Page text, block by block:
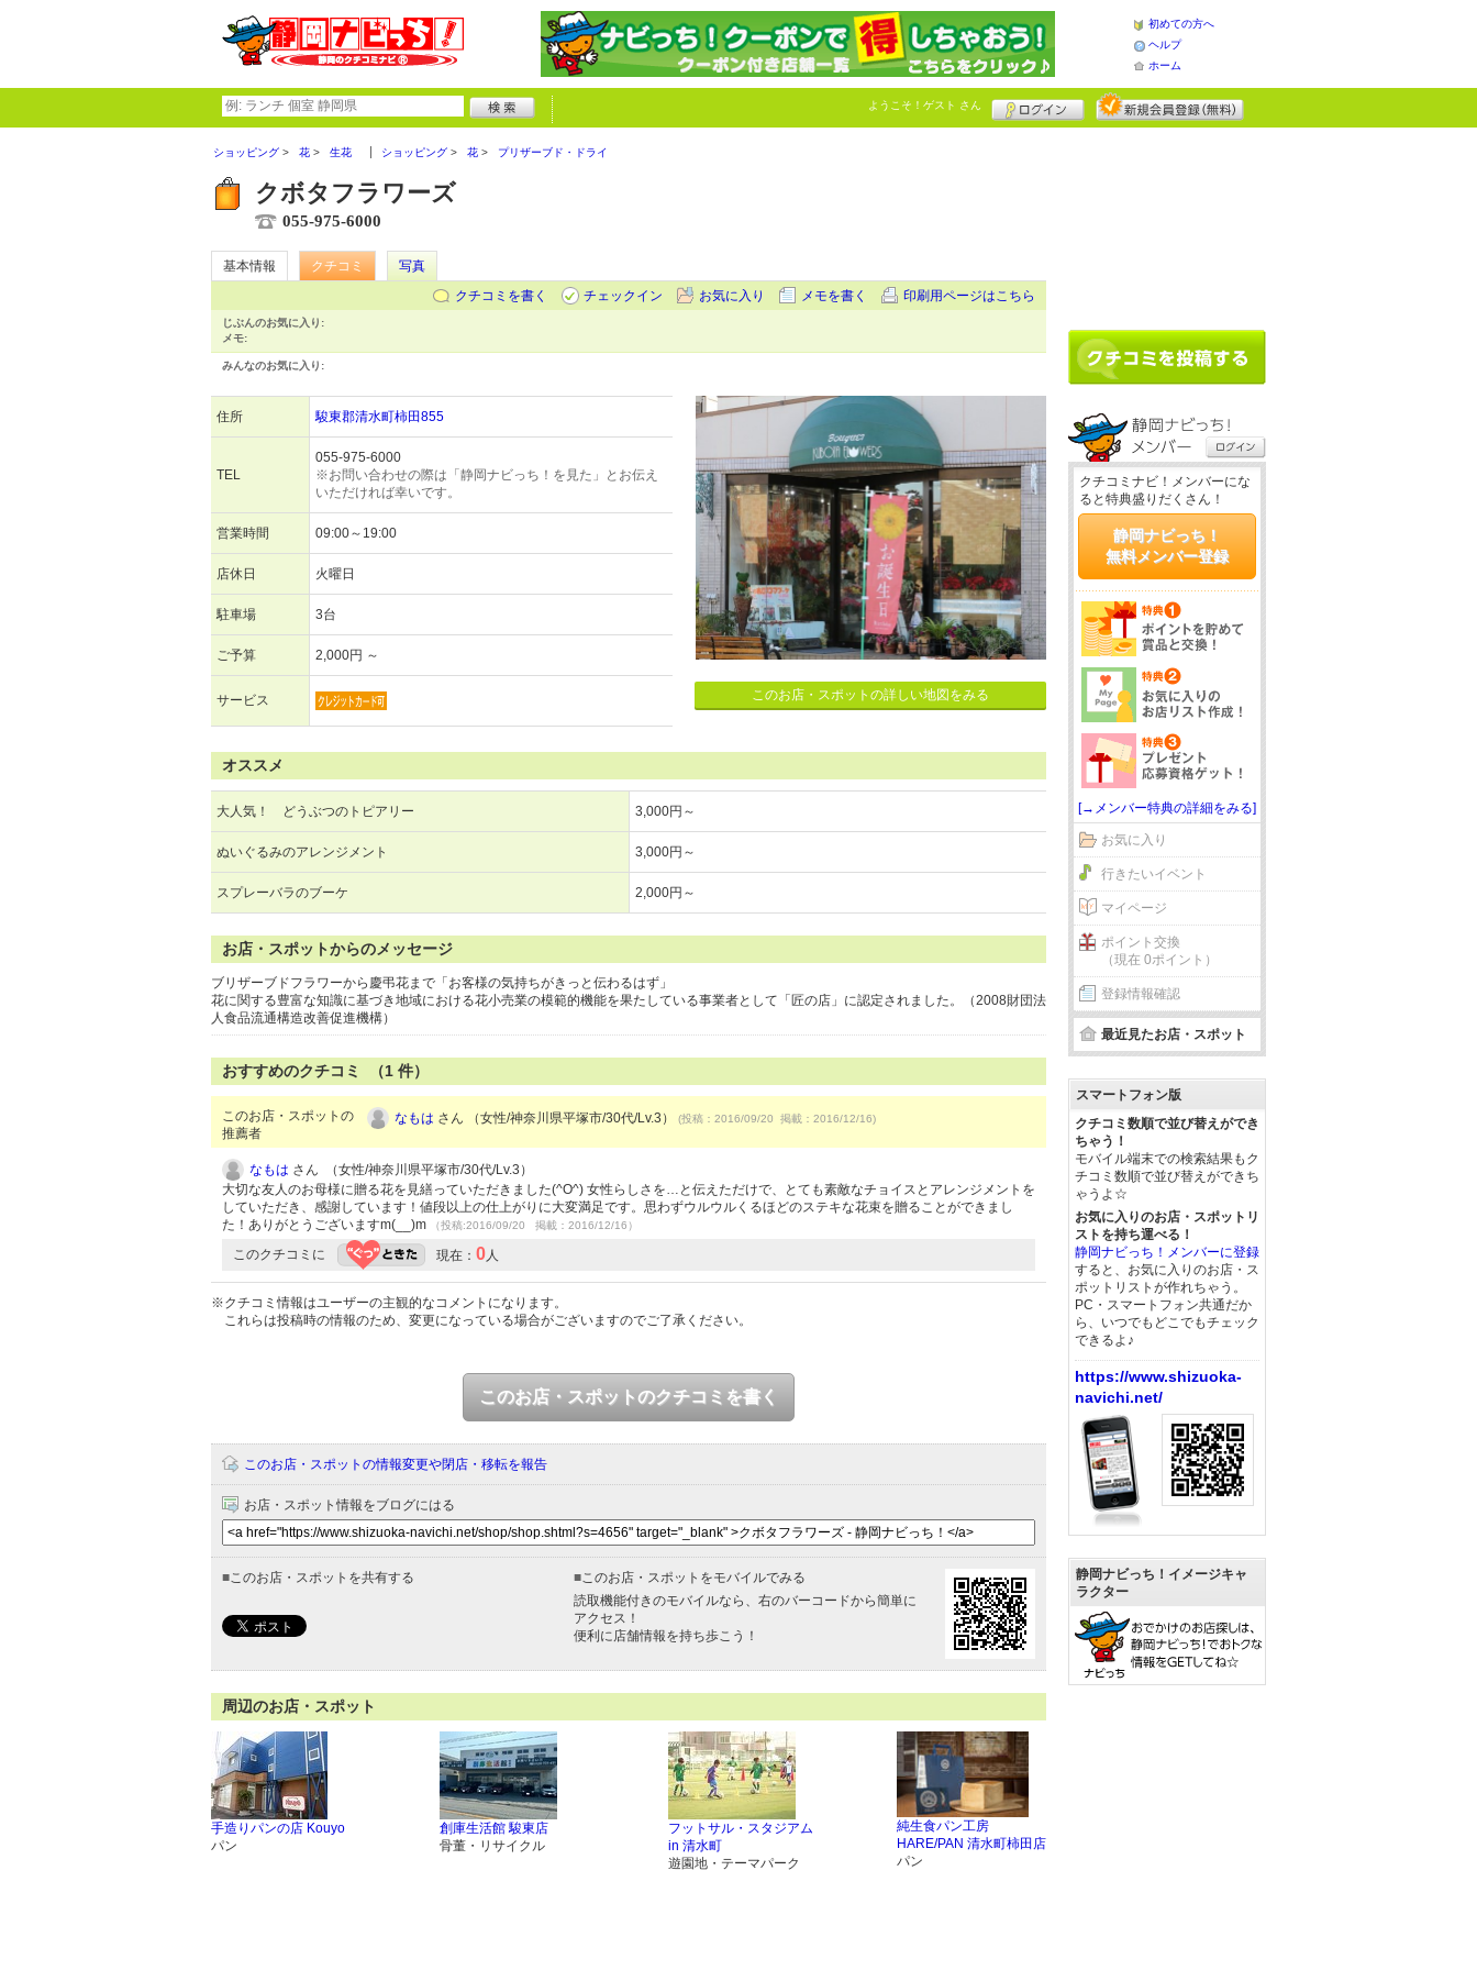
初めての方へ
ヘルプ
ホーム
ようこそ！ ゲスト さん
ショッピング 花 生花 ショッピング 花 プリザーブド・ドライ
クボタフラワーズ
055-975-6000
基本情報 クチコミ
写真
クチコミを書く
チェックイン お気に入り メモを書く 印刷用ページはこちら
じぶんのお気に入り:
メモ:
みんなのお気に入り:
住所 駿東郡清水町柿田855
TEL
055-975-6000
※お問い合わせの際は「静岡ナビっち！を見た」とお伝え
いただければ幸いです。
営業時間 09:00～19:00
店休日 火曜日
駐車場 3台
ご予算 2,000円 ～
サービス このお店・スポットの詳しい地図をみる
オススメ
大人気！ どうぶつのトピアリー 3,000円～
ぬいぐるみのアレンジメント 3,000円～
スプレーバラのブーケ 2,000円～
お店・スポットからのメッセージ
ブリザーブドフラワーから慶弔花まで「お客様の気持ちがきっと伝わるはず」
花に関する豊富な知識に基づき地域における花小売業の模範的機能を果たしている事業者として「匠の店」に認定されました。（2008財団法
人食品流通構造改善促進機構）
おすすめのクチコミ （1 件）
このお店・スポットの
推薦者
なもは さん （女性/神奈川県平塚市/30代/Lv.3） (投稿：2016/09/20 掲載：2016/12/16)
なもは さん （女性/神奈川県平塚市/30代/Lv.3）
大切な友人のお母様に贈る花を見繕っていただきました(^O^) 女性らしさを…と伝えただけで、とても素敵なチョイスとアレンジメントを
していただき、感謝しています！値段以上の仕上がりに大変満足です。思わずウルウルくるほどのステキな花束を贈ることができまし
た！ありがとうございますm(__)m
（投稿:2016/09/20 掲載：2016/12/16）
このクチコミに 現在： 0人
※クチコミ情報はユーザーの主観的なコメントになります。
これらは投稿時の情報のため、変更になっている場合がございますのでご了承ください。
このお店・スポットのクチコミを書く
このお店・スポットの情報変更や閉店・移転を報告
お店・スポット情報をブログにはる
■このお店・スポットを共有する ■このお店・スポットをモバイルでみる
読取機能付きのモバイルなら、右のバーコードから簡単に
アクセス！
便利に店舗情報を持ち歩こう！
周辺のお店・スポット
手造りパンの店 Kouyo
パン
創庫生活館 駿東店
骨董・リサイクル
フットサル・スタジアム
in 清水町
遊園地・テーマパーク
純生食パン工房
HARE/PAN 清水町柿田店
パン
クチコミナビ！メンバーにな
ると特典盛りだくさん！
静岡ナビっち！
無料メンバー登録
[→メンバー特典の詳細をみる]
お気に入り
行きたいイベント
マイページ
ポイント交換
（現在 0ポイント）
登録情報確認
最近見たお店・スポット
スマートフォン版
クチコミ数順で並び替えができ
ちゃう！
モバイル端末での検索結果もク
チコミ数順で並び替えができち
ゃうよ☆
お気に入りのお店・スポットリ
ストを持ち運べる！
静岡ナビっち！メンバーに登録
すると、お気に入りのお店・ス
ポットリストが作れちゃう。
PC・スマートフォン共通だか
ら、いつでもどこでもチェック
できるよ♪
https://www.shizuoka-
navichi.net/
静岡ナビっち！イメージキャ
ラクター